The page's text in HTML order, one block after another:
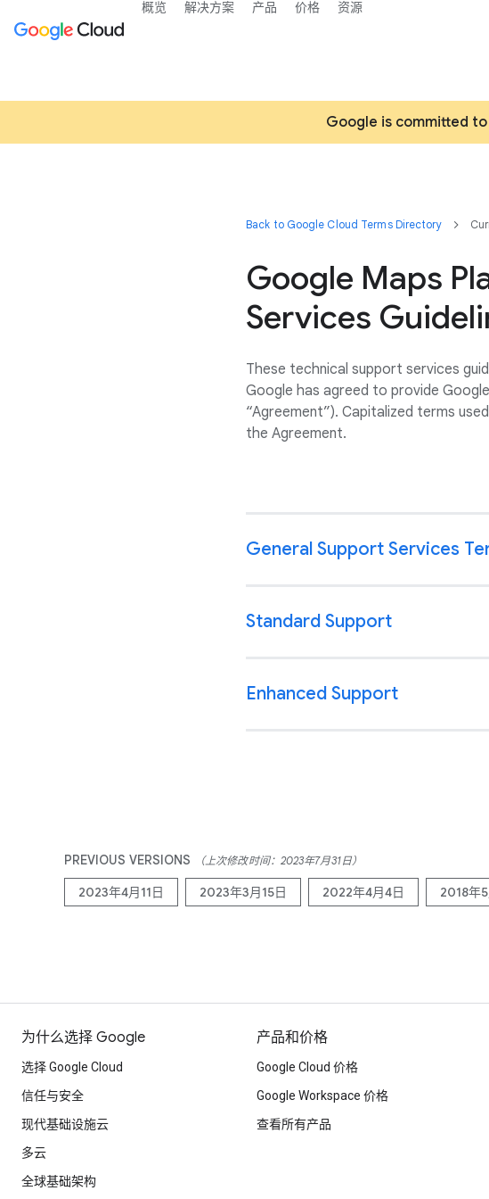
Google is committed
Back to Google Cloud Terms Directory
Google Maps
Services
These technical support services
Google has agreed to provide
“Agreement”). Capitalized terms
the Agreement.
General Support Services
Standard Support
Enhanced Support
PREVIOUS VERSIONS （上次修改时间：2023年7月31日）
2023年4月11日 2023年3月15日 2022年4月4日 2018年
概览 解决方案 产品 价格 资源
为什么选择 Google
选择 Google Cloud
信任与安全
现代基础设施云
多云
全球基础架构
产品和价格
Google Cloud 价格
Google Workspace 价格
查看所有产品